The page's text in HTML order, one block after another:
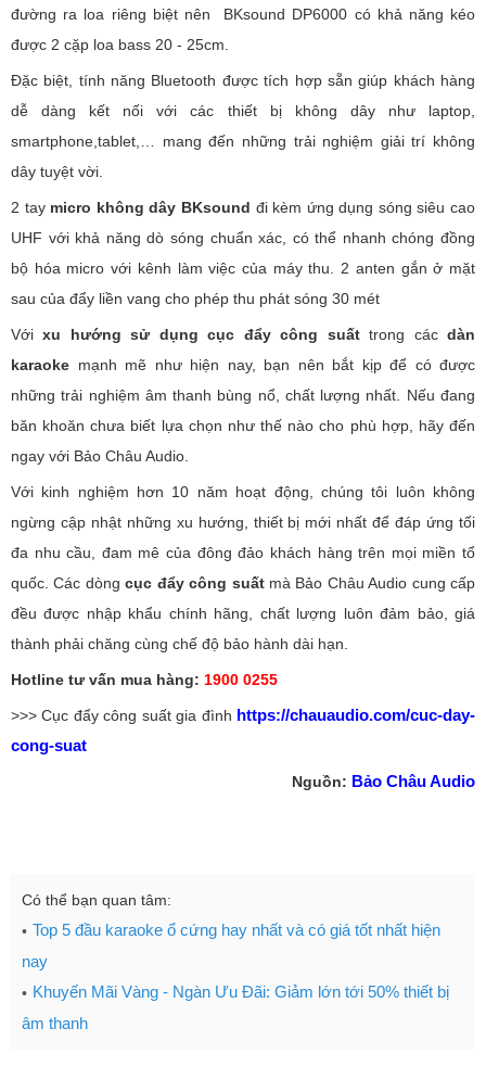
đường ra loa riêng biệt nên BKsound DP6000 có khả năng kéo
được 2 cặp loa bass 20 - 25cm.
Đặc biệt, tính năng Bluetooth được tích hợp sẵn giúp khách hàng
dễ dàng kết nối với các thiết bị không dây như laptop,
smartphone,tablet,… mang đến những trải nghiệm giải trí không
dây tuyệt vời.
2 tay micro không dây BKsound đi kèm ứng dụng sóng siêu cao
UHF với khả năng dò sóng chuẩn xác, có thể nhanh chóng đồng
bộ hóa micro với kênh làm việc của máy thu. 2 anten gắn ở mặt
sau của đẩy liền vang cho phép thu phát sóng 30 mét
Vớixu hướng sử dụng cục đẩy công suấttrong cácdàn
karaoke mạnh mẽ như hiện nay, bạn nên bắt kịp để có được
những trải nghiệm âm thanh bùng nổ, chất lượng nhất. Nếu đang
băn khoăn chưa biết lựa chọn như thế nào cho phù hợp, hãy đến
ngay với Bảo Châu Audio.
Với kinh nghiệm hơn 10 năm hoạt động, chúng tôi luôn không
ngừng cập nhật những xu hướng, thiết bị mới nhất để đáp ứng tối
đa nhu cầu, đam mê của đông đảo khách hàng trên mọi miền tổ
quốc. Các dòngcục đẩy công suấtmà Bảo Châu Audio cung cấp
đều được nhập khẩu chính hãng, chất lượng luôn đảm bảo, giá
thành phải chăng cùng chế độ bảo hành dài hạn.
Hotline tư vấn mua hàng: 1900 0255
>>> Cục đẩy công suất gia đình https://chauaudio.com/cuc-day-
cong-suat
Nguồn: Bảo Châu Audio
Có thể bạn quan tâm:
Top 5 đầu karaoke ổ cứng hay nhất và có giá tốt nhất hiện
nay
Khuyến Mãi Vàng - Ngàn Ưu Đãi: Giảm lớn tới 50% thiết bị
âm thanh